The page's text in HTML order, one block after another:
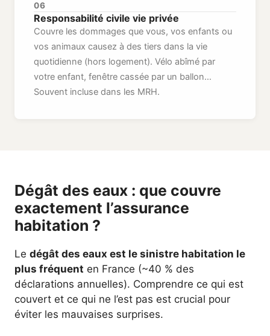
06
Responsabilité civile vie privée
Couvre les dommages que vous, vos enfants ou
vos animaux causez à des tiers dans la vie
quotidienne (hors logement). Vélo abîmé par
votre enfant, fenêtre cassée par un ballon…
Souvent incluse dans les MRH.
Dégât des eaux : que couvre
exactement l’assurance
habitation ?
Le dégât des eaux est le sinistre habitation le
plus fréquent en France (~40 % des
déclarations annuelles). Comprendre ce qui est
couvert et ce qui ne l’est pas est crucial pour
éviter les mauvaises surprises.